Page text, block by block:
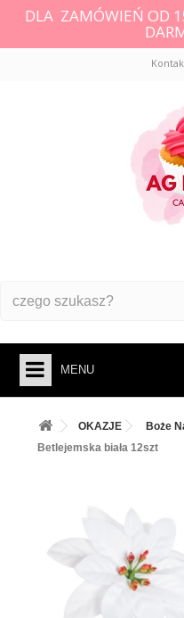
DLA ZAMÓWIEŃ OD
MENU
PIECZENIE
SŁODKI STÓŁ PARTY
AKCESORIA IMPREZOWE
OKAZJE Boże
Betlejemska biała 12szt